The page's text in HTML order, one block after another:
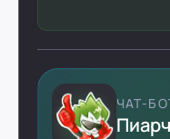
ЧАТ-